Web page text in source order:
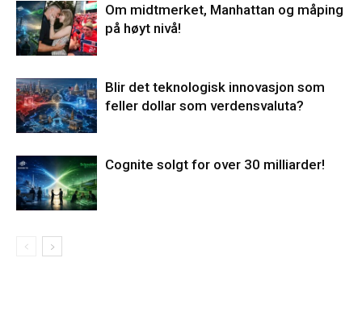
Om midtmerket, Manhattan og måping
på høyt nivå!
Blir det teknologisk innovasjon som
feller dollar som verdensvaluta?
Cognite solgt for over 30 milliarder!